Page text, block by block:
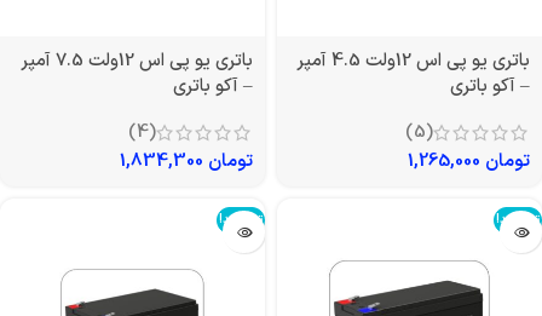
باتری یو پی اس 12ولت 4.5 آمپر
– آکو باتری
(5)
تومان
باتری یو پی اس 12ولت 7.5 آمپر
– آکو باتری
(4)
تومان
تمام شد! تمام شد!